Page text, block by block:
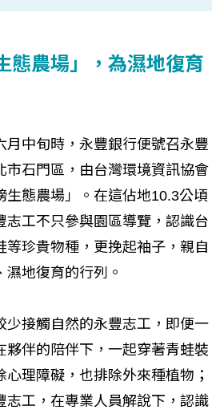
態農場」，為濕地復育
月中旬時，永豐銀行便號召永豐
市石門區，由台灣環境資訊協會
生態農場」。在這佔地10.3公頃
志工不只參與園區導覽，認識台
等珍貴物種，更挽起袖子，親自
地復育的行列。
少接觸自然的永豐志工，即便一
夥伴的陪伴下，一起穿著青蛙裝
理障礙，也排除外來種植物；
志工，在專業人員解說下，認識